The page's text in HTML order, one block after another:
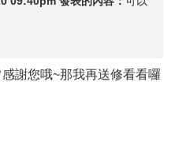
謝您哦~那我再送修看看囉